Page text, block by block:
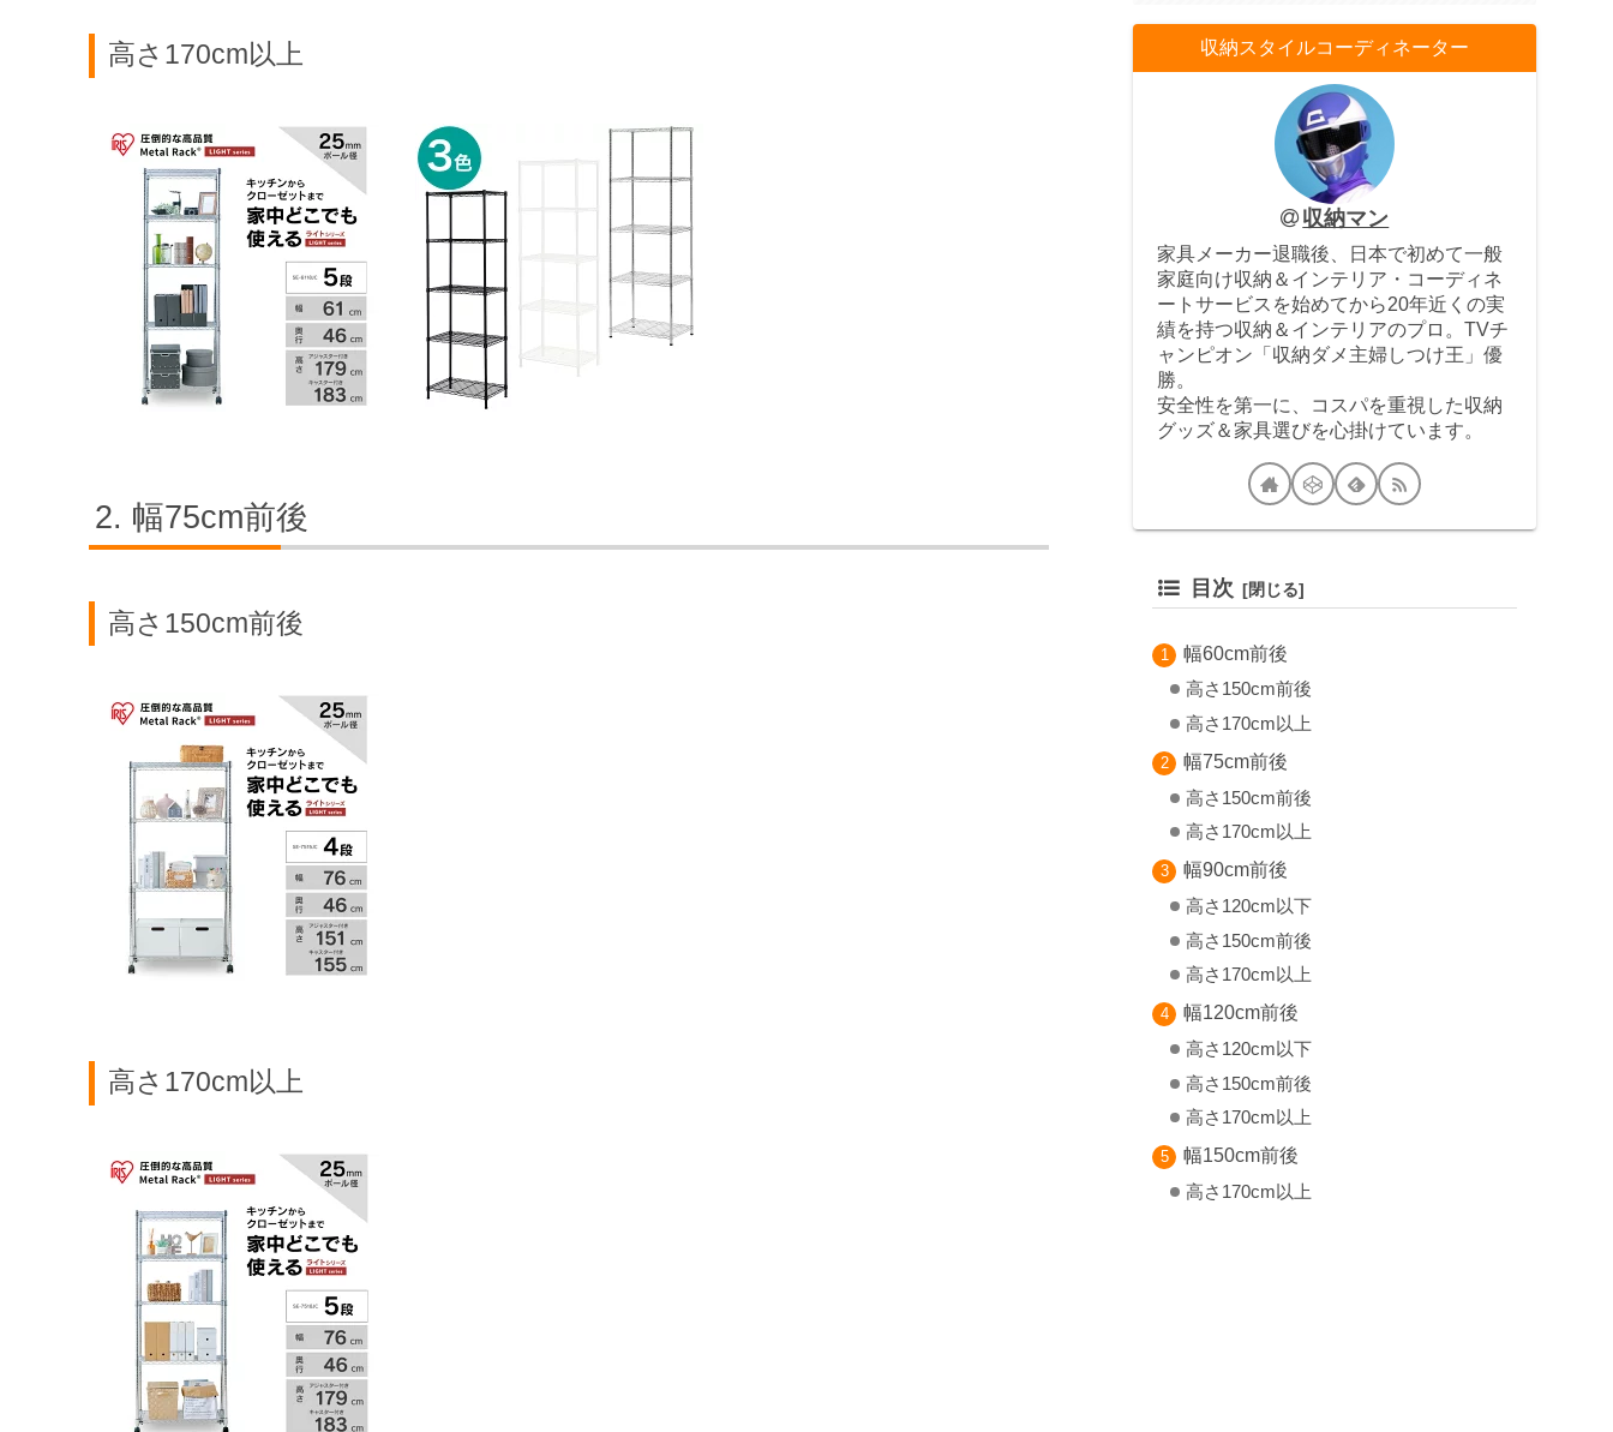
高さ170cm以上
幅75cm前後
高さ150cm前後
高さ170cm以上
収納スタイルコーディネーター
収納マン
家具メーカー退職後、日本で初めて一般
家庭向け収納＆インテリア・コーディネ
ートサービスを始めてから20年近くの実
績を持つ収納＆インテリアのプロ。TVチ
ャンピオン「収納ダメ主婦しつけ王」優
勝。
安全性を第一に、コスパを重視した収納
グッズ＆家具選びを心掛けています。
目次
幅60cm前後
高さ150cm前後
高さ170cm以上
幅75cm前後
高さ150cm前後
高さ170cm以上
幅90cm前後
高さ120cm以下
高さ150cm前後
高さ170cm以上
幅120cm前後
高さ120cm以下
高さ150cm前後
高さ170cm以上
幅150cm前後
高さ170cm以上